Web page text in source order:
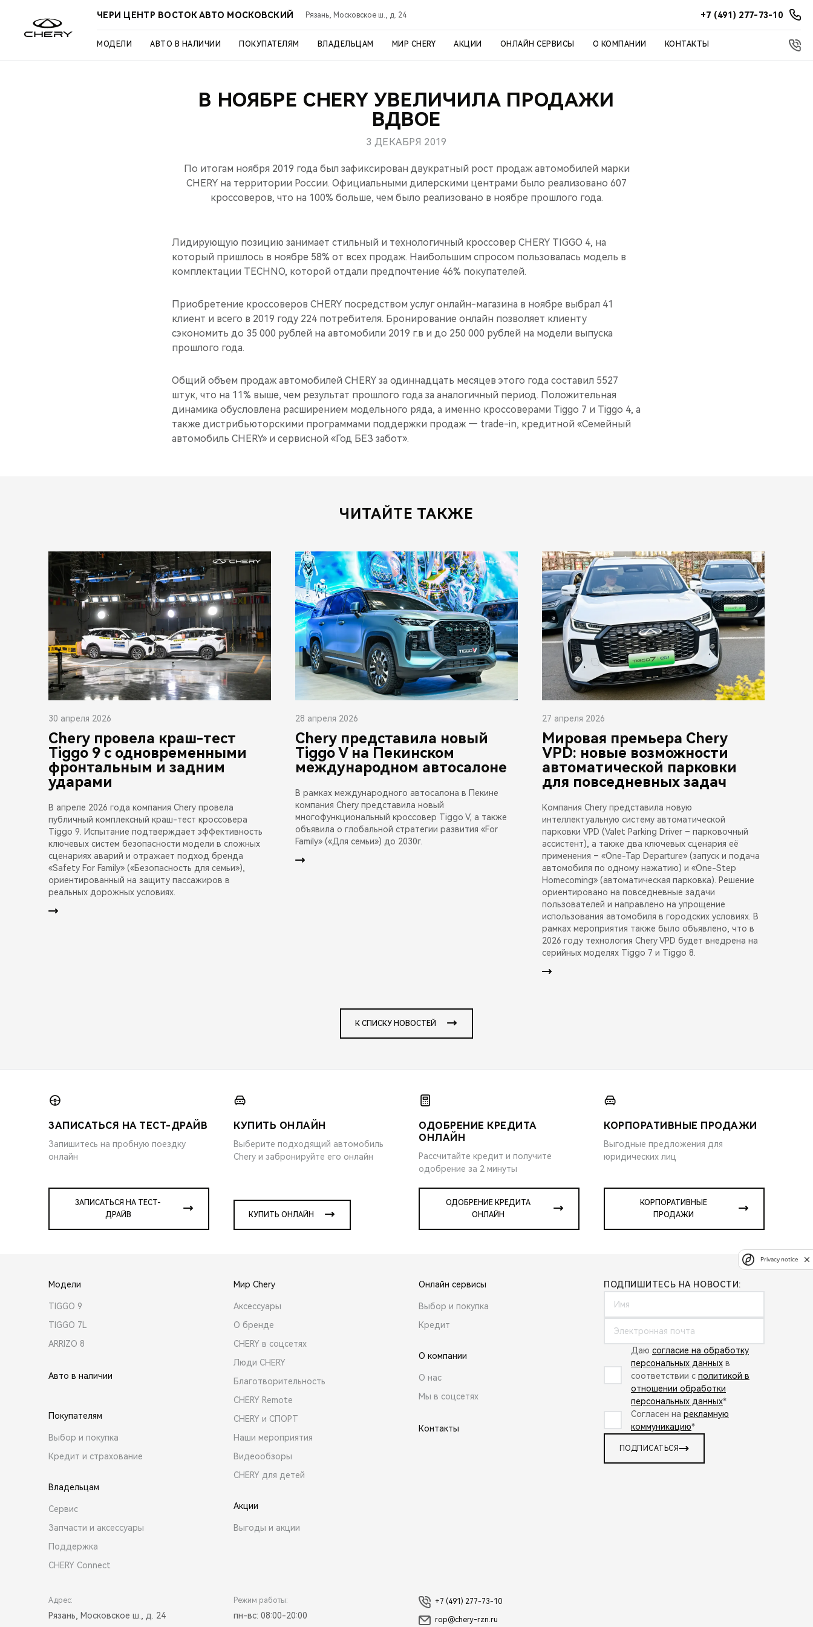
ЧЕРИ ЦЕНТР ВОСТОК АВТО МОСКОВСКИЙ Рязань, Московское ш., д. 24 +7 (491) 277-73-10
МОДЕЛИ АВТО В НАЛИЧИИ ПОКУПАТЕЛЯМ ВЛАДЕЛЬЦАМ МИР CHERY АКЦИИ ОНЛАЙН СЕРВИСЫ О КОМПАНИИ КОНТАКТЫ
В НОЯБРЕ CHERY УВЕЛИЧИЛА ПРОДАЖИ
ВДВОЕ
3 ДЕКАБРЯ 2019
По итогам ноября 2019 года был зафиксирован двукратный рост продаж автомобилей марки
CHERY на территории России. Официальными дилерскими центрами было реализовано 607
кроссоверов, что на 100% больше, чем было реализовано в ноябре прошлого года.
Лидирующую позицию занимает стильный и технологичный кроссовер CHERY TIGGO 4, на
который пришлось в ноябре 58% от всех продаж. Наибольшим спросом пользовалась модель в
комплектации TECHNO, которой отдали предпочтение 46% покупателей.
Приобретение кроссоверов CHERY посредством услуг онлайн-магазина в ноябре выбрал 41
клиент и всего в 2019 году 224 потребителя. Бронирование онлайн позволяет клиенту
сэкономить до 35 000 рублей на автомобили 2019 г.в и до 250 000 рублей на модели выпуска
прошлого года.
Общий объем продаж автомобилей CHERY за одиннадцать месяцев этого года составил 5527
штук, что на 11% выше, чем результат прошлого года за аналогичный период. Положительная
динамика обусловлена расширением модельного ряда, а именно кроссоверами Tiggo 7 и Tiggo 4, а
также дистрибьюторскими программами поддержки продаж — trade-in, кредитной «Семейный
автомобиль CHERY» и сервисной «Год БЕЗ забот».
ЧИТАЙТЕ ТАКЖЕ
30 апреля 2026
Chery провела краш-тест
Tiggo 9 с одновременными
фронтальным и задним
ударами
В апреле 2026 года компания Chery провела
публичный комплексный краш-тест кроссовера
Tiggo 9. Испытание подтверждает эффективность
ключевых систем безопасности модели в сложных
сценариях аварий и отражает подход бренда
«Safety For Family» («Безопасность для семьи»),
ориентированный на защиту пассажиров в
реальных дорожных условиях.
28 апреля 2026
Chery представила новый
Tiggo V на Пекинском
международном автосалоне
В рамках международного автосалона в Пекине
компания Chery представила новый
многофункциональный кроссовер Tiggo V, а также
объявила о глобальной стратегии развития «For
Family» («Для семьи») до 2030г.
27 апреля 2026
Мировая премьера Chery
VPD: новые возможности
автоматической парковки
для повседневных задач
Компания Chery представила новую
интеллектуальную систему автоматической
парковки VPD (Valet Parking Driver – парковочный
ассистент), а также два ключевых сценария её
применения – «One-Tap Departure» (запуск и подача
автомобиля по одному нажатию) и «One-Step
Homecoming» (автоматическая парковка). Решение
ориентировано на повседневные задачи
пользователей и направлено на упрощение
использования автомобиля в городских условиях. В
рамках мероприятия также было объявлено, что в
2026 году технология Chery VPD будет внедрена на
серийных моделях Tiggo 7 и Tiggo 8.
К СПИСКУ НОВОСТЕЙ
ЗАПИСАТЬСЯ НА ТЕСТ-ДРАЙВ
Запишитесь на пробную поездку
онлайн
ЗАПИСАТЬСЯ НА ТЕСТ-
ДРАЙВ
КУПИТЬ ОНЛАЙН
Выберите подходящий автомобиль
Chery и забронируйте его онлайн
КУПИТЬ ОНЛАЙН
ОДОБРЕНИЕ КРЕДИТА
ОНЛАЙН
Рассчитайте кредит и получите
одобрение за 2 минуты
ОДОБРЕНИЕ КРЕДИТА
ОНЛАЙН
КОРПОРАТИВНЫЕ ПРОДАЖИ
Выгодные предложения для
юридических лиц
КОРПОРАТИВНЫЕ
ПРОДАЖИ
Модели
TIGGO 9
TIGGO 7L
ARRIZO 8
Авто в наличии
Покупателям
Выбор и покупка
Кредит и страхование
Владельцам
Сервис
Запчасти и аксессуары
Поддержка
CHERY Connect
Мир Chery
Аксессуары
О бренде
CHERY в соцсетях
Люди CHERY
Благотворительность
CHERY Remote
CHERY и СПОРТ
Наши мероприятия
Видеообзоры
CHERY для детей
Акции
Выгоды и акции
Онлайн сервисы
Выбор и покупка
Кредит
О компании
О нас
Мы в соцсетях
Контакты
ПОДПИШИТЕСЬ НА НОВОСТИ:
Даю согласие на обработку
персональных данных в
соответствии с политикой в
отношении обработки
персональных данных*
Согласен на рекламную
коммуникацию*
ПОДПИСАТЬСЯ
Адрес:
Рязань, Московское ш., д. 24
Режим работы:
пн-вс: 08:00-20:00
+7 (491) 277-73-10
rop@chery-rzn.ru
Privacy notice